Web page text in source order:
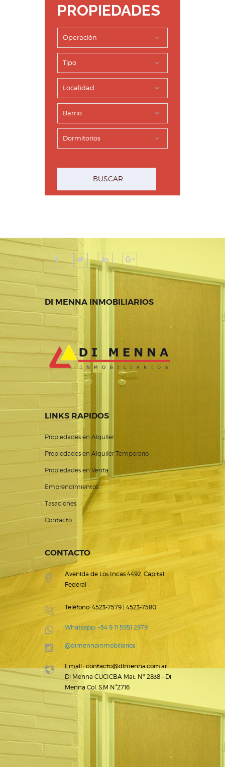
PROPIEDADES
DI MENNA INMOBILIARIOS
LINKS RAPIDOS
Propiedades en Alquiler
Propiedades en Alquiler Temporario
Propiedades en Venta
Emprendimientos
Tasaciones
Contacto
CONTACTO
Avenida de Los Incas 4492, Capital
Federal
Teléfono: 4523-7579 | 4523-7580
Whatsapp: +54 9 11 5951 2979
@dimennainmobiliarios
Email : contacto@dimenna.com.ar
Di Menna CUCICBA Mat. Nº 2838 - Di
Menna Col. S.M N°2716